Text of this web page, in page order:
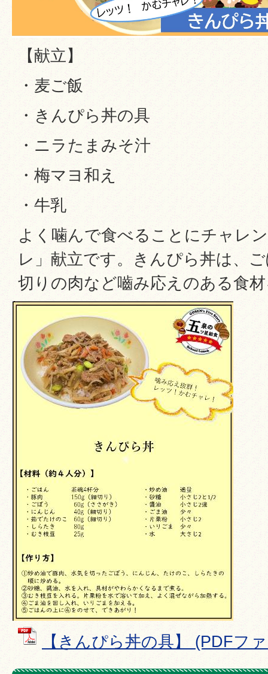
【献立】
・麦ご飯
・きんぴら丼の具
・ニラたまみそ汁
・梅マヨ和え
・牛乳
よく噛んで食べることにチャレ
レ」献立です。きんぴら丼は、
切りの肉など嚙み応えのある食
【きんぴら丼の具】 (PDFフ